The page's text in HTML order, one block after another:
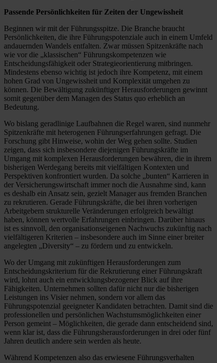
Passende Persönlichkeiten für Zeiten der Ungewissheit
Beginnen wir mit der Führungsspitze. Die Branche braucht
Persönlichkeiten, die ihre Führungspotenziale auch in einem Umfeld
andauernden Wandels entfalten. Zwar müssen Spitzenkräfte nach
wie vor die „klassischen“ Führungskompetenzen wie
Entscheidungsfähigkeit oder Strategieorientierung mitbringen.
Mindestens ebenso wichtig ist jedoch ihre Kompetenz, mit einem
hohen Grad von Ungewissheit und Komplexität umgehen zu
können. Die Bewältigung zukünftiger Herausforderungen gewinnt
somit gegenüber dem Managen des Status quo erheblich an
Bedeutung.
Wo bislang geradlinige Laufbahnen die Regel waren, sind nunmehr
Spitzenkräfte mit heterogenen Führungserfahrungen gefragt. Die
Forschung gibt Hinweise, wohin der Weg gehen sollte. Studien
zeigen, dass sich insbesondere diejenigen Führungskräfte im
Umgang mit komplexen Herausforderungen bewähren, die in ihrem
bisherigen Werdegang bereits mit vielfältigen Kontexten und
Perspektiven konfrontiert wurden. Da solche „bunten“ Karrieren in
der Versicherungswirtschaft immer noch die Ausnahme sind, kann
es deshalb ein Ansatz sein, gezielt Manager aus fremden Branchen
zu rekrutieren. Gerade Führungskräfte, die bei ihren vorherigen
Arbeitgebern strukturelle Veränderungen erfolgreich bewältigt
haben, können wertvolle Erfahrungen einbringen. Darüber hinaus
ist es sinnvoll, den organisationseigenen Nachwuchs zukünftig nach
vielfältigeren Kriterien – insbesondere auch im Sinne einer breiter
angelegten „Diversity“ – zu fördern und zu entwickeln.
Wo der Umgang mit zukünftigen Herausforderungen zum
Entscheidungskriterium für die Rekrutierung einer Führungskraft
wird, lohnt auch ein entwicklungsbezogener Blick auf ihre
Fähigkeiten. Unternehmen sollten dafür nicht nur die bisherigen
Leistungen ins Visier nehmen, sondern vor allem das
Führungspotenzial geeigneter Kandidaten betrachten. Damit sind die
professionellen und persönlichen Wachstumsmöglichkeiten einer
Person gemeint – Möglichkeiten, die gerade dann entscheidend sind,
wenn klar ist, dass die Führungsherausforderungen in drei oder fünf
Jahren deutlich andere sein werden als heute.
Während Kompetenzen also das erwiesene Führungsverhalten